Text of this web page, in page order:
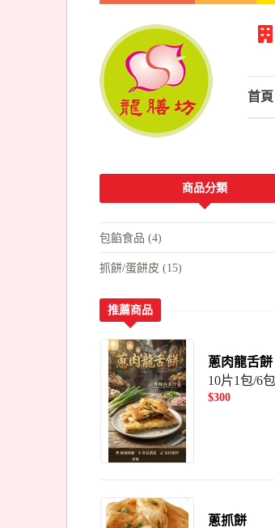
首頁
商品分類
包餡食品 (4)
抓餅/蛋餅皮 (15)
推薦商品
蔥肉龍舌餅
10片1包/6
$300
蔥抓餅